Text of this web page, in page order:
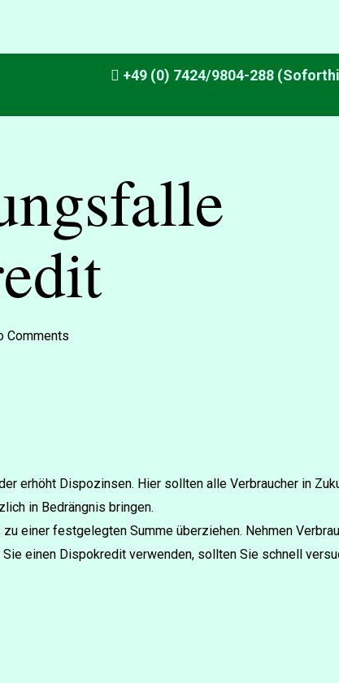
+49 (0) 7424/9804-288
Comments
erhöht Dispozinsen. Hier sollten alle Verbraucher in
in Bedrängnis bringen.
einer festgelegten Summe überziehen. Nehmen
einen Dispokredit verwenden, sollten Sie schnell